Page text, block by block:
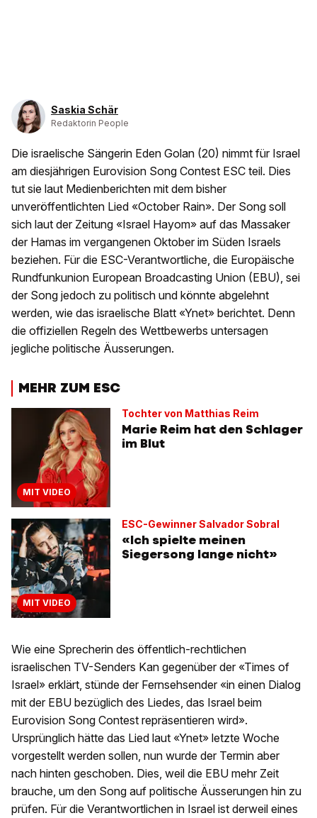
Saskia Schär
Redaktorin People
Die israelische Sängerin Eden Golan (20) nimmt für Israel
am diesjährigen Eurovision Song Contest ESC teil. Dies
tut sie laut Medienberichten mit dem bisher
unveröffentlichten Lied «October Rain». Der Song soll
sich laut der Zeitung «Israel Hayom» auf das Massaker
der Hamas im vergangenen Oktober im Süden Israels
beziehen. Für die ESC-Verantwortliche, die Europäische
Rundfunkunion European Broadcasting Union (EBU), sei
der Song jedoch zu politisch und könnte abgelehnt
werden, wie das israelische Blatt «Ynet» berichtet. Denn
die offiziellen Regeln des Wettbewerbs untersagen
jegliche politische Äusserungen.
MEHR ZUM ESC
MIT VIDEO
Tochter von Matthias Reim
Marie Reim hat den Schlager
im Blut
MIT VIDEO
ESC-Gewinner Salvador Sobral
«Ich spielte meinen
Siegersong lange nicht»
Wie eine Sprecherin des öffentlich-rechtlichen
israelischen TV-Senders Kan gegenüber der «Times of
Israel» erklärt, stünde der Fernsehsender «in einen Dialog
mit der EBU bezüglich des Liedes, das Israel beim
Eurovision Song Contest repräsentieren wird».
Ursprünglich hätte das Lied laut «Ynet» letzte Woche
vorgestellt werden sollen, nun wurde der Termin aber
nach hinten geschoben. Dies, weil die EBU mehr Zeit
brauche, um den Song auf politische Äusserungen hin zu
prüfen. Für die Verantwortlichen in Israel ist derweil eines